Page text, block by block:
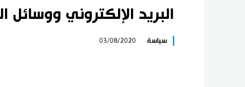
البريد الإلكتروني ووسائل
سياسة 03/08/2020